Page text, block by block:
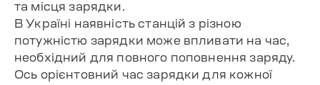
та місця зарядки.
В Україні наявність станцій з різною
потужністю зарядки може впливати на час,
необхідний для повного поповнення заряду.
Ось орієнтовний час зарядки для кожної